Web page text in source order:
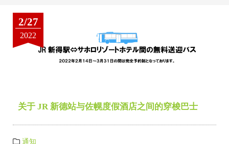
2/27
2022
关于 JR 新德站与佐幌度假酒店之间的穿梭巴士
通知